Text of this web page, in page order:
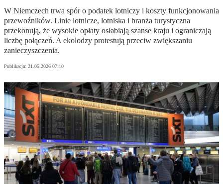
W Niemczech trwa spór o podatek lotniczy i koszty funkcjonowania
przewoźników. Linie lotnicze, lotniska i branża turystyczna
przekonują, że wysokie opłaty osłabiają szanse kraju i ograniczają
liczbę połączeń. A ekolodzy protestują przeciw zwiększaniu
zanieczyszczenia.
Publikacja: 21.05.2026 07:10